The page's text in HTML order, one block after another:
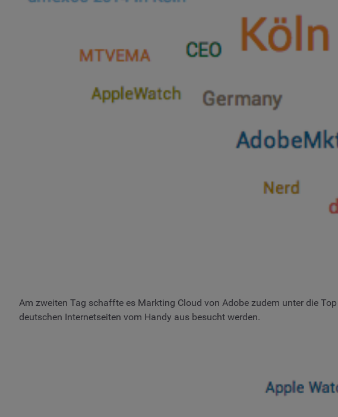
Am zweiten Tag schaffte es Markting Cloud von Adobe zudem unter die
deutschen Internetseiten vom Handy aus besucht werden.